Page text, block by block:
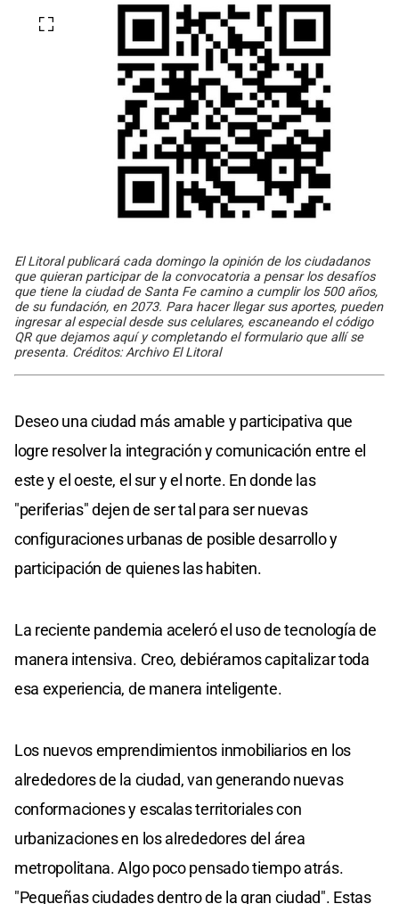
El Litoral publicará cada domingo la opinión de los ciudadanos
que quieran participar de la convocatoria a pensar los desafíos
que tiene la ciudad de Santa Fe camino a cumplir los 500 años,
de su fundación, en 2073. Para hacer llegar sus aportes, pueden
ingresar al especial desde sus celulares, escaneando el código
QR que dejamos aquí y completando el formulario que allí se
presenta. Créditos: Archivo El Litoral
Deseo una ciudad más amable y participativa que
logre resolver la integración y comunicación entre el
este y el oeste, el sur y el norte. En donde las
"periferias" dejen de ser tal para ser nuevas
configuraciones urbanas de posible desarrollo y
participación de quienes las habiten.
La reciente pandemia aceleró el uso de tecnología de
manera intensiva. Creo, debiéramos capitalizar toda
esa experiencia, de manera inteligente.
Los nuevos emprendimientos inmobiliarios en los
alrededores de la ciudad, van generando nuevas
conformaciones y escalas territoriales con
urbanizaciones en los alrededores del área
metropolitana. Algo poco pensado tiempo atrás.
"Pequeñas ciudades dentro de la gran ciudad". Estas